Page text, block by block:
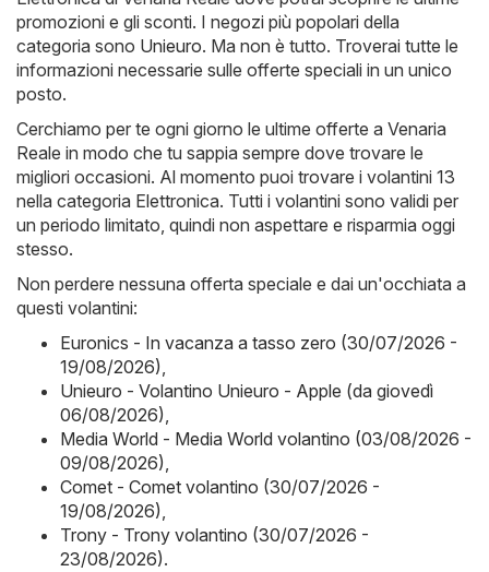
promozioni e gli sconti. I negozi più popolari della
categoria sono Unieuro. Ma non è tutto. Troverai tutte le
informazioni necessarie sulle offerte speciali in un unico
posto.
Cerchiamo per te ogni giorno le ultime offerte a Venaria
Reale in modo che tu sappia sempre dove trovare le
migliori occasioni. Al momento puoi trovare i volantini 13
nella categoria Elettronica. Tutti i volantini sono validi per
un periodo limitato, quindi non aspettare e risparmia oggi
stesso.
Non perdere nessuna offerta speciale e dai un'occhiata a
questi volantini:
Euronics - In vacanza a tasso zero (30/07/2026 -
19/08/2026),
Unieuro - Volantino Unieuro - Apple (da giovedì
06/08/2026),
Media World - Media World volantino (03/08/2026 -
09/08/2026),
Comet - Comet volantino (30/07/2026 -
19/08/2026),
Trony - Trony volantino (30/07/2026 -
23/08/2026).